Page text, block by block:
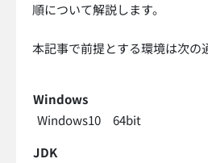
順について解説します。
本記事で前提とする環境は次の
Windows
Windows10 64bit
JDK